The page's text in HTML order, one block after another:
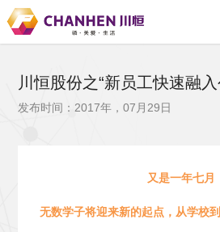
川恒股份之“新员工快速融
发布时间：2017年，07月29日
又是一年七月
无数学子将迎来新的起点，从学校